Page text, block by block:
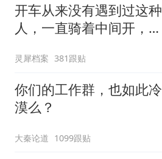
开车从来没有遇到过这种
人，一直骑着中间开，还
灵犀档案 381跟贴
你们的工作群，也如此冷
漠么？
大秦论道 1099跟贴